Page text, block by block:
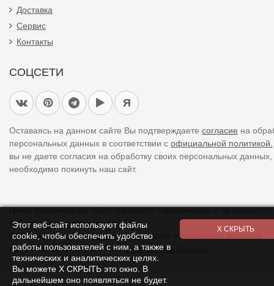
Доставка
Сервис
Контакты
СОЦСЕТИ
Я
Оставаясь на данном сайте Вы подтверждаете
на
официальной политикой.
вы не даете согласия на обработку своих персональных
необходимо покинуть наш сайт.
Цены указанные на сайте являются справочными и не являются
При использовании
материалов
с сайта обязательно указание
прямой ссылки на источник.Список всех товаров
Этот веб-сайт используют файлы
cookie, чтобы обеспечить удобство
работы пользователей с ним, а также в
технических и аналитических целях.
Вы можете Х СКРЫТЬ это окно. В
дальнейшем оно появляться не будет.